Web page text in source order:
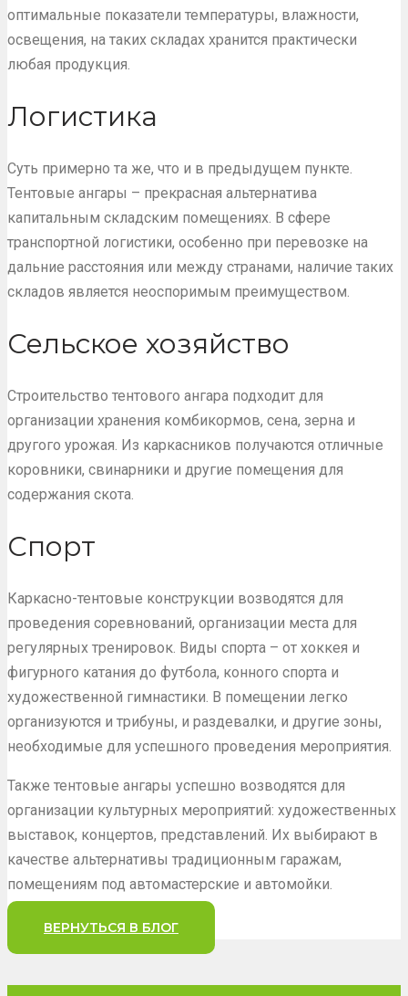
оптимальные показатели температуры, влажности,
освещения, на таких складах хранится практически
любая продукция.
Логистика
Суть примерно та же, что и в предыдущем пункте.
Тентовые ангары – прекрасная альтернатива
капитальным складским помещениях. В сфере
транспортной логистики, особенно при перевозке на
дальние расстояния или между странами, наличие таких
складов является неоспоримым преимуществом.
Сельское хозяйство
Строительство тентового ангара подходит для
организации хранения комбикормов, сена, зерна и
другого урожая. Из каркасников получаются отличные
коровники, свинарники и другие помещения для
содержания скота.
Спорт
Каркасно-тентовые конструкции возводятся для
проведения соревнований, организации места для
регулярных тренировок. Виды спорта – от хоккея и
фигурного катания до футбола, конного спорта и
художественной гимнастики. В помещении легко
организуются и трибуны, и раздевалки, и другие зоны,
необходимые для успешного проведения мероприятия.
Также тентовые ангары успешно возводятся для
организации культурных мероприятий: художественных
выставок, концертов, представлений. Их выбирают в
качестве альтернативы традиционным гаражам,
помещениям под автомастерские и автомойки.
ВЕРНУТЬСЯ В БЛОГ